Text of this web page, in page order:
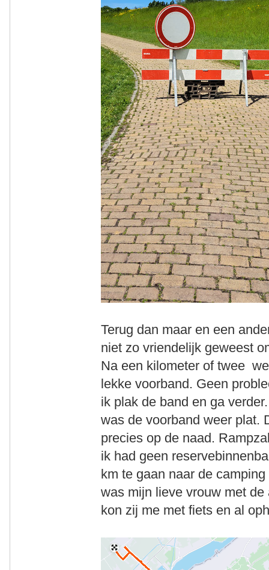
Terug dan maar en een
niet zo vriendelijk geweest
Na een kilometer of twee
lekke voorband. Geen
ik plak de band en ga
was de voorband weer plat.
precies op de naad.
ik had geen
km te gaan naar de
was mijn lieve vrouw met
kon zij me met fiets en al